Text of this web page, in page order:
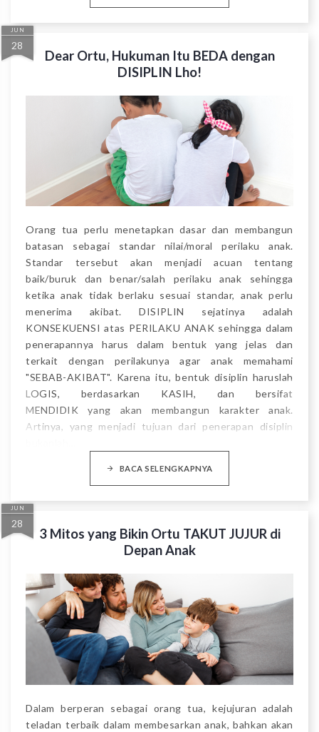
JUN
28
Dear Ortu, Hukuman Itu BEDA dengan
DISIPLIN Lho!
Orang tua perlu menetapkan dasar dan membangun
batasan sebagai standar nilai/moral perilaku anak.
Standar tersebut akan menjadi acuan tentang
baik/buruk dan benar/salah perilaku anak sehingga
ketika anak tidak berlaku sesuai standar, anak perlu
menerima akibat. DISIPLIN sejatinya adalah
KONSEKUENSI atas PERILAKU ANAK sehingga dalam
penerapannya harus dalam bentuk yang jelas dan
terkait dengan perilakunya agar anak memahami
"SEBAB-AKIBAT". Karena itu, bentuk disiplin haruslah
LOGIS, berdasarkan KASIH, dan bersifat
MENDIDIK yang akan membangun karakter anak.
Artinya, yang menjadi tujuan dari penerapan disiplin
BACA SELENGKAPNYA
JUN
28
3 Mitos yang Bikin Ortu TAKUT JUJUR di
Depan Anak
Dalam berperan sebagai orang tua, kejujuran adalah
teladan terbaik dalam membesarkan anak, bahkan akan